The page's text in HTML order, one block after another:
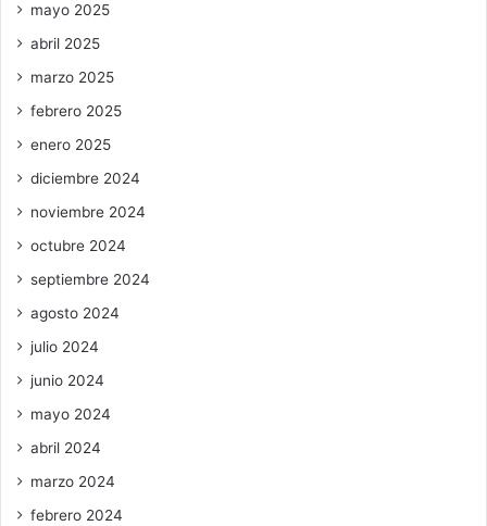
mayo 2025
abril 2025
marzo 2025
febrero 2025
enero 2025
diciembre 2024
noviembre 2024
octubre 2024
septiembre 2024
agosto 2024
julio 2024
junio 2024
mayo 2024
abril 2024
marzo 2024
febrero 2024